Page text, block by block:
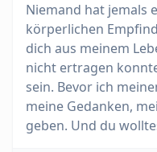
Niemand hat jemals
körperlichen
dich aus meinem
nicht ertragen
sein. Bevor ich
meine Gedanken,
geben. Und du